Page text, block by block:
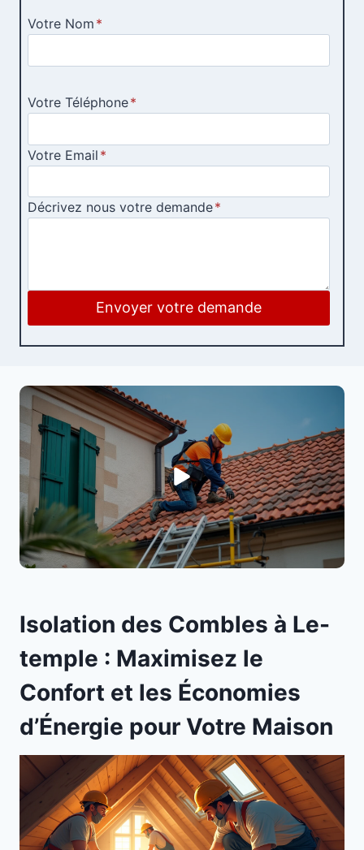
Votre Nom *
Votre Téléphone*
Votre Email *
Décrivez nous votre demande*
Envoyer votre demande
Isolation des Combles à Le-
temple : Maximisez le
Confort et les Économies
d’Énergie pour Votre Maison